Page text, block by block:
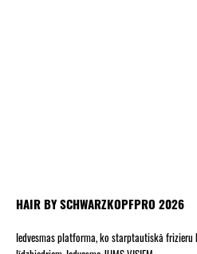
HAIR BY SCHWARZKOPFPRO 2026
Iedvesmas platforma, ko starptautiskā